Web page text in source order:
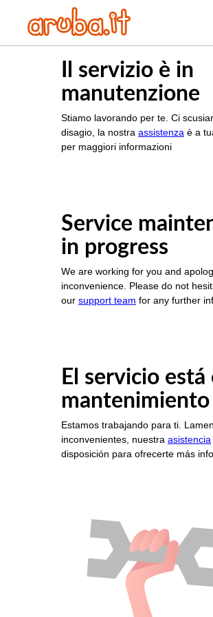
Il servizio è in
manutenzione
Stiamo lavorando per te. Ci
disagio, la nostra assistenza è a
per maggiori informazioni
Service
in progress
We are working for you and
inconvenience. Please do not
our support team for any further
El servicio está
mantenimiento
Estamos trabajando para ti.
inconvenientes, nuestra asistencia
disposición para ofrecerte más